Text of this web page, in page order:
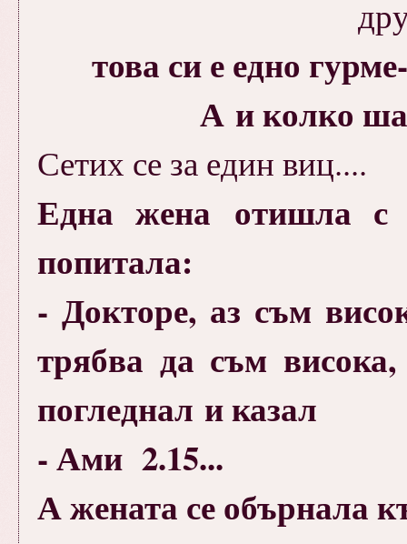
това си е едно
А и колко
Сетих се за един виц....
Една жена отишла
попитала:
- Докторе, аз съм
трябва да съм
погледнал и казал
- Ами 2.15...
А жената се обърнала